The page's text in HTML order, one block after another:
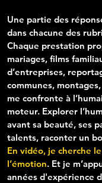
Une partie des
dans chacune des
Chaque prestation
mariages, films
d’entreprises,
communes,
me confronte à
moteur. Explorer
avant sa beauté, ses
talents, raconter un
En vidéo, je cherche
l’émotion. Et je
années d'expérience